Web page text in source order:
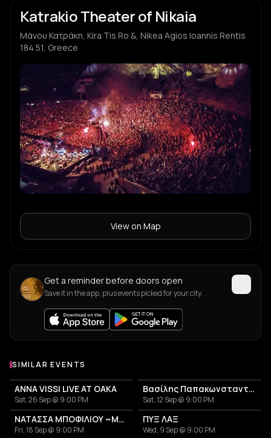
Katrakio Theater of Nikaia
Μάνου Κατράκη, Kira Tis Ro &, Nikea Agios Ioannis Rentis
184 51, Greece
View on Map
Get a reminder before doors open
Save it in the app, plus events picked for your city.
SIMILAR EVENTS
ANNA VISSI LIVE AT OAKA
Sat, 26 Sep @ 9:00 PM
Βασίλης Παπακωνσταντίνου
Sat, 12 Sep @ 9:00 PM
ΝΑΤΑΣΣΑ ΜΠΟΦΙΛΙΟΥ ~ΜΕΤΡΗΜΑ~
Fri, 18 Sep @ 9:00 PM
ΠΥΞ ΛΑΞ
Wed, 9 Sep @ 9:00 PM